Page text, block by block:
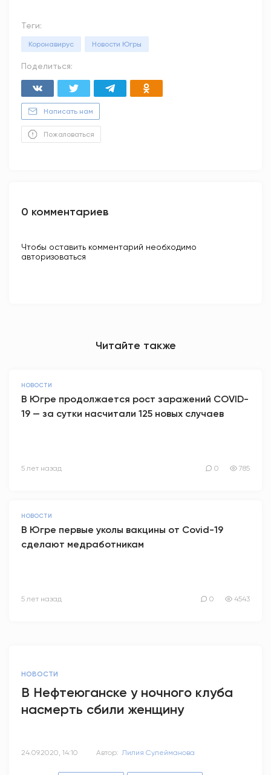
Теги:
Коронавирус Новости Югры
Поделиться:
Написать нам
Пожаловаться
0 комментариев
Чтобы оставить комментарий необходимо
авторизоваться
Читайте также
НОВОСТИ
В Югре продолжается рост заражений COVID-
19 — за сутки насчитали 125 новых случаев
5 лет назад 0 785
НОВОСТИ
В Югре первые уколы вакцины от Covid-19
сделают медработникам
5 лет назад 0 4543
НОВОСТИ
В Нефтеюганске у ночного клуба
насмерть сбили женщину
24.09.2020, 14:10 Автор: Лилия Сулейманова